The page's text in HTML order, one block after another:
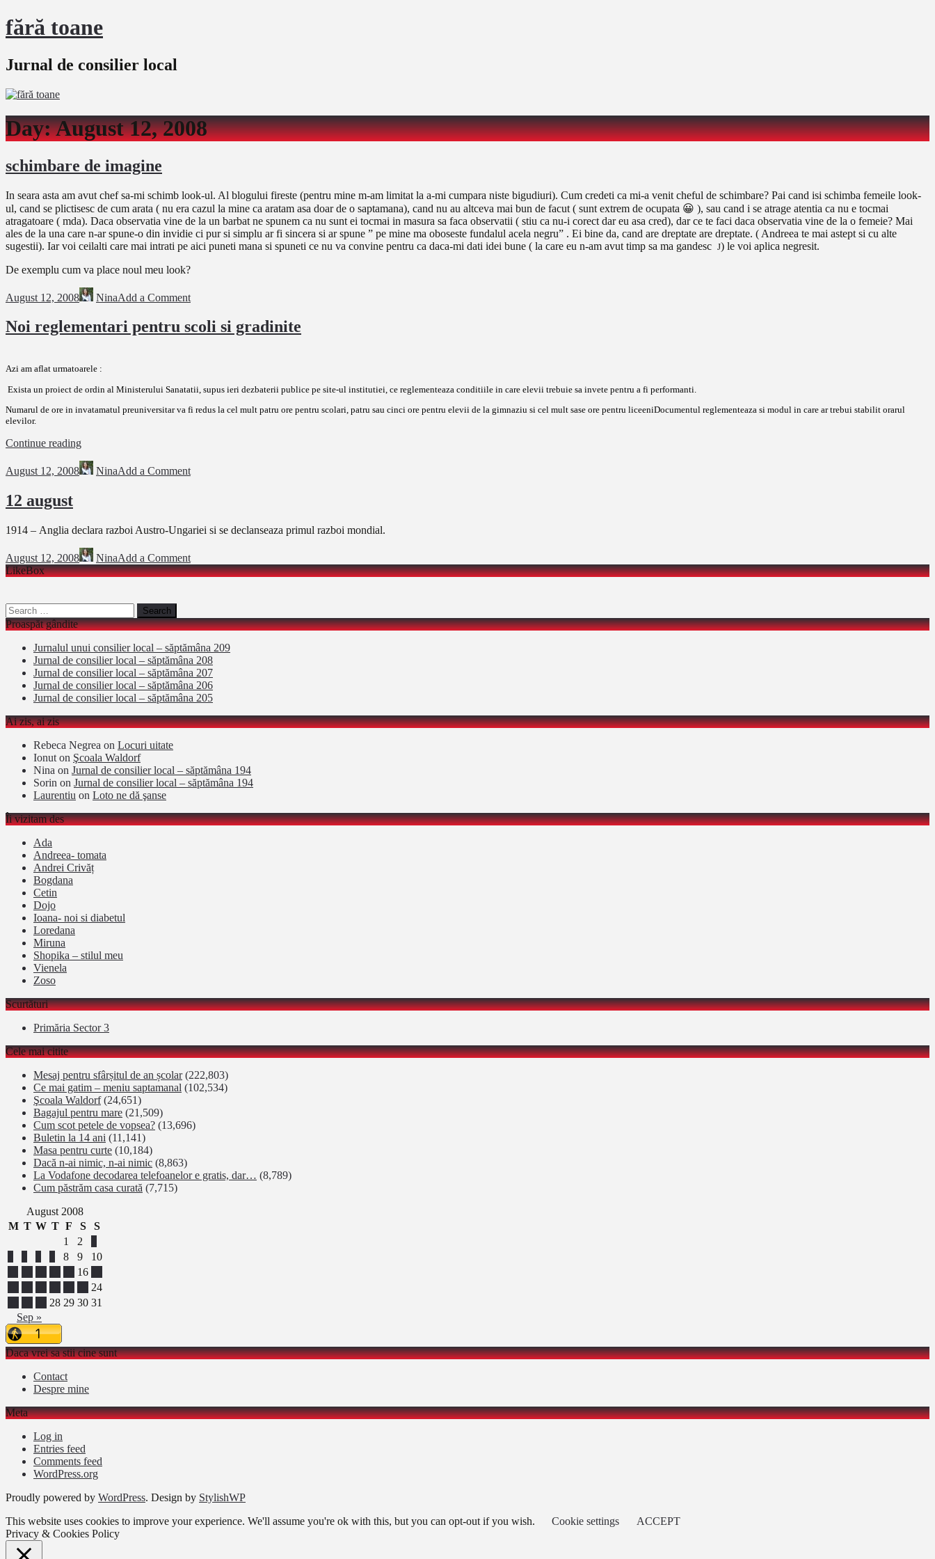
fără toane
Jurnal de consilier local
Day:August 12, 2008
schimbare de imagine
In seara asta am avut chef sa-mi schimb look-ul. Al blogului fireste (pentru mine m-am limitat la a-mi cumpara niste bigudiuri). Cum credeti ca mi-a venit cheful de schimbare? Pai cand isi schimba femeile look-
ul, cand se plictisesc de cum arata ( nu era cazul la mine ca aratam asa doar de o saptamana), cand nu au altceva mai bun de facut ( sunt extrem de ocupata 😀 ), sau cand i se atrage atentia ca nu e tocmai
atragatoare ( mda). Daca observatia vine de la un barbat ne spunem ca nu sunt ei tocmai in masura sa faca observatii ( stiu ca nu-i corect dar eu asa cred), dar ce te faci daca observatia vine de la o femeie? Mai
ales de la una care n-ar spune-o din invidie ci pur si simplu ar fi sincera si ar spune ” pe mine ma oboseste fundalul acela negru” . Ei bine da, cand are dreptate are dreptate. ( Andreea te mai astept si cu alte
sugestii). Iar voi ceilalti care mai intrati pe aici puneti mana si spuneti ce nu va convine pentru ca daca-mi dati idei bune ( la care eu n-am avut timp sa ma gandesc J) le voi aplica negresit.
De exemplu cum va place noul meu look?
August 12, 2008 NinaAdd a Comment
Noi reglementari pentru scoli si gradinite
Azi am aflat urmatoarele :
Exista un proiect de ordin al Ministerului Sanatatii, supus ieri dezbaterii publice pe site-ul institutiei, ce reglementeaza conditiile in care elevii trebuie sa invete pentru a fi performanti.
Numarul de ore in invatamatul preuniversitar va fi redus la cel mult patru ore pentru scolari, patru sau cinci ore pentru elevii de la gimnaziu si cel mult sase ore pentru liceeniDocumentul reglementeaza si modul in care ar trebui stabilit orarul
elevilor.
Continue readingNoi
pentru
scoli
August 12, 2008 NinaAdd a Comment
12 august
1914 – Anglia declara razboi Austro-Ungariei si se declanseaza primul razboi mondial.
August 12, 2008 NinaAdd a Comment
LikeBox
Search
for:
Proaspăt gândite
Jurnalul unui consilier local – săptămâna 209
Jurnal de consilier local – săptămâna 208
Jurnal de consilier local – săptămâna 207
Jurnal de consilier local – săptămâna 206
Jurnal de consilier local – săptămâna 205
Ai zis, ai zis
Rebeca Negrea on Locuri uitate
Ionut on Şcoala Waldorf
Nina on Jurnal de consilier local – săptămâna 194
Sorin on Jurnal de consilier local – săptămâna 194
Laurentiu on Loto ne dă şanse
Îi vizitam des
Ada
Andreea- tomata
Andrei Crivăț
Bogdana
Cetin
Dojo
Ioana- noi si diabetul
Loredana
Miruna
Shopika – stilul meu
Vienela
Zoso
Scurtături
Primăria Sector 3
Cele mai citite
Mesaj pentru sfârșitul de an școlar (222,803)
Ce mai gatim – meniu saptamanal (102,534)
Şcoala Waldorf (24,651)
Bagajul pentru mare (21,509)
Cum scot petele de vopsea? (13,696)
Buletin la 14 ani (11,141)
Masa pentru curte (10,184)
Dacă n-ai nimic, n-ai nimic (8,863)
La Vodafone decodarea telefoanelor e gratis, dar… (8,789)
Cum păstrăm casa curată (7,715)
August 2008
M T W T F S
S
1
2
8 9
10
16
24
28 29 30 31
Sep »
Daca vrei sa stii cine sunt
Contact
Despre mine
Meta
Log in
Entries feed
Comments feed
WordPress.org
Proudly powered by WordPress. Design by StylishWP
This website uses cookies to improve your experience. We'll assume you're ok with this, but you can opt-out if you wish.
Cookie settings
ACCEPT
Privacy & Cookies Policy